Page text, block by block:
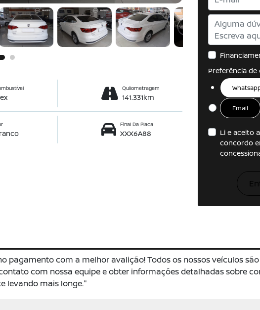
Preferência
Email
Li e aceito a
concordo
Quilometragem
141.331km
Final Da Placa
XXX6A88
pagamento com a melhor avalição! Todos os nossos veículos
com nossa equipe e obter informações detalhadas sobre
levando mais longe."